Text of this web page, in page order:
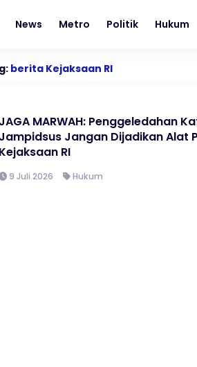
News Metro Politik Hukum
berita Kejaksaan RI
MARWAH: Penggeledahan
Jangan Dijadikan Alat
RI
9 Juli 2026 Hukum